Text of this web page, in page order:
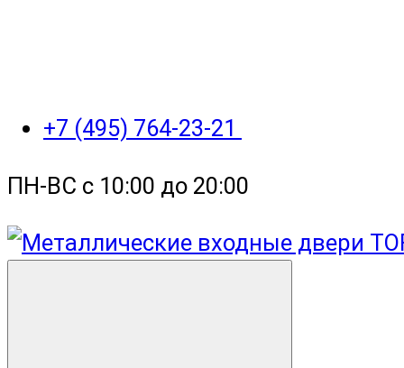
+7 (495) 764-23-21
ПН-ВС с 10:00 до 20:00